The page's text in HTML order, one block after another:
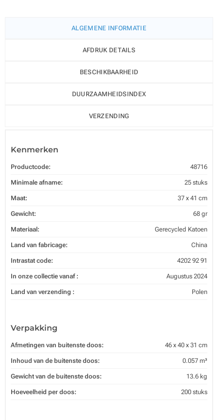
ALGEMENE INFORMATIE
AFDRUK DETAILS
BESCHIKBAARHEID
DUURZAAMHEIDSINDEX
VERZENDING
Kenmerken
Productcode: 48716
Minimale afname: 25 stuks
Maat: 37 x 41 cm
Gewicht: 68 gr
Materiaal: Gerecycled Katoen
Land van fabricage: China
Intrastat code: 4202 92 91
In onze collectie vanaf : Augustus 2024
Land van verzending : Polen
Verpakking
Afmetingen van buitenste doos: 46 x 40 x 31 cm
Inhoud van de buitenste doos: 0.057 m³
Gewicht van de buitenste doos: 13.6 kg
Hoeveelheid per doos: 200 stuks